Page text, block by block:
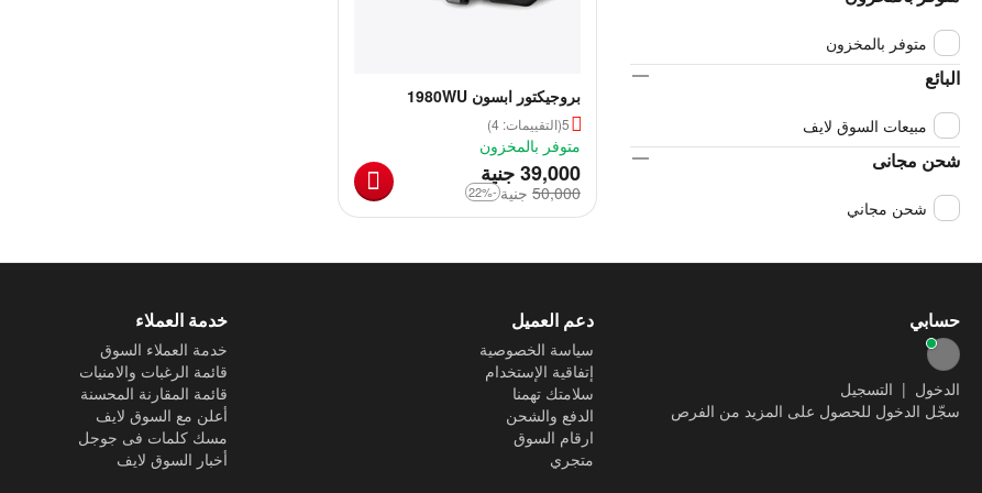
بروجيكتور ابسون 1980WU
5(التقييمات: 4)
متوفر بالمخزون
جنية39,000
جنية 50,000
-22%
متوفر بالمخزون
البائع
مبيعات السوق لايف
شحن مجانى
شحن مجاني
حسابي
الدخول | التسجيل
سجّل الدخول للحصول على المزيد من الفرص
دعم العميل
سياسة الخصوصية
إتفاقية الإستخدام
سلامتك تهمنا
الدفع والشحن
ارقام السوق
متجري
خدمة العملاء
خدمة العملاء السوق
قائمة الرغبات والامنيات
قائمة المقارنة المحسنة
أعلن مع السوق لايف
مسك كلمات فى جوجل
أخبار السوق لايف